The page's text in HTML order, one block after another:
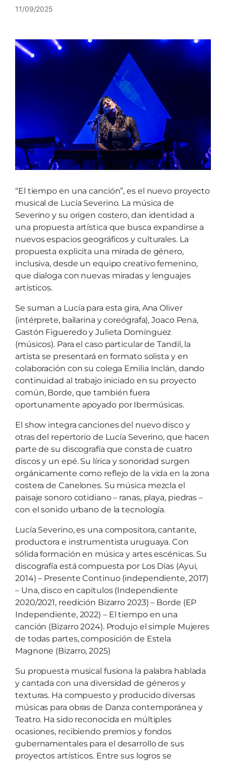
11/09/2025
“El tiempo en una canción”, es el nuevo proyecto
musical de Lucía Severino. La música de
Severino y su origen costero, dan identidad a
una propuesta artística que busca expandirse a
nuevos espacios geográficos y culturales. La
propuesta explicita una mirada de género,
inclusiva, desde un equipo creativo femenino,
que dialoga con nuevas miradas y lenguajes
artísticos.
Se suman a Lucía para esta gira, Ana Oliver
(intérprete, bailarina y coreógrafa), Joaco Pena,
Gastón Figueredo y Julieta Domínguez
(músicos). Para el caso particular de Tandil, la
artista se presentará en formato solista y en
colaboración con su colega Emilia Inclán, dando
continuidad al trabajo iniciado en su proyecto
común, Borde, que también fuera
oportunamente apoyado por Ibermúsicas.
El show integra canciones del nuevo disco y
otras del repertorio de Lucía Severino, que hacen
parte de su discografía que consta de cuatro
discos y un epé. Su lírica y sonoridad surgen
orgánicamente como reflejo de la vida en la zona
costera de Canelones. Su música mezcla el
paisaje sonoro cotidiano – ranas, playa, piedras –
con el sonido urbano de la tecnología.
Lucía Severino, es una compositora, cantante,
productora e instrumentista uruguaya. Con
sólida formación en música y artes escénicas. Su
discografía está compuesta por Los Días (Ayui,
2014) – Presente Continuo (independiente, 2017)
– Una, disco en capítulos (Independiente
2020/2021, reedición Bizarro 2023) – Borde (EP
Independiente, 2022) – El tiempo en una
canción (Bizarro 2024). Produjo el simple Mujeres
de todas partes, composición de Estela
Magnone (Bizarro, 2025)
Su propuesta musical fusiona la palabra hablada
y cantada con una diversidad de géneros y
texturas. Ha compuesto y producido diversas
músicas para obras de Danza contemporánea y
Teatro. Ha sido reconocida en múltiples
ocasiones, recibiendo premios y fondos
gubernamentales para el desarrollo de sus
proyectos artísticos. Entre sus logros se